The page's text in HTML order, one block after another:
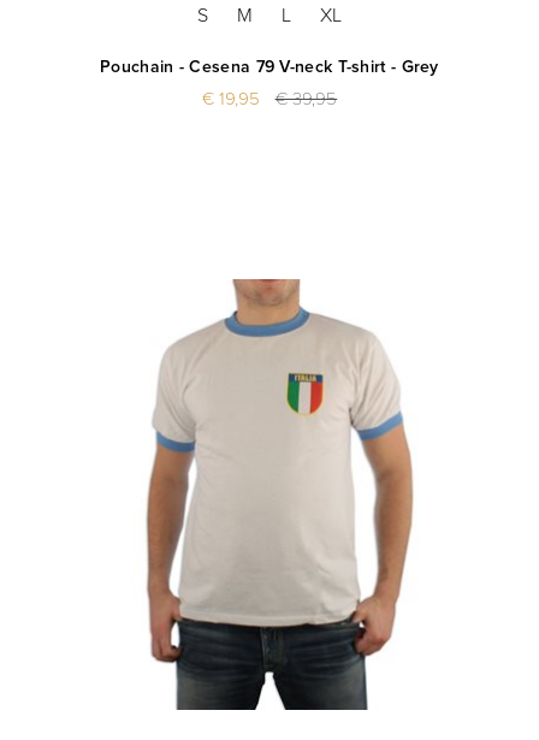
S M L XL
Pouchain - Cesena 79 V-neck T-shirt - Grey
€ 19,95 € 39,95